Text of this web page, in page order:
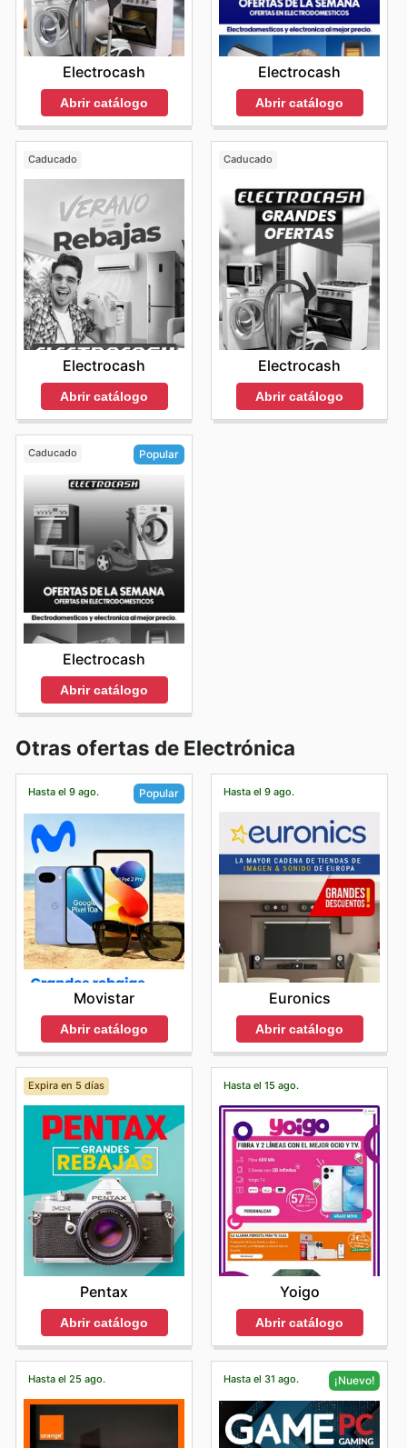
Electrocash
Abrir catálogo
Electrocash
Abrir catálogo
Caducado
Electrocash
Abrir catálogo
Caducado
Electrocash
Abrir catálogo
Caducado Popular
Electrocash
Abrir catálogo
Otras ofertas de Electrónica
Hasta el 9 ago. Popular
Movistar
Abrir catálogo
Hasta el 9 ago.
Euronics
Abrir catálogo
Expira en 5 días
Pentax
Abrir catálogo
Hasta el 15 ago.
Yoigo
Abrir catálogo
Hasta el 25 ago. Hasta el 31 ago. ¡Nuevo!